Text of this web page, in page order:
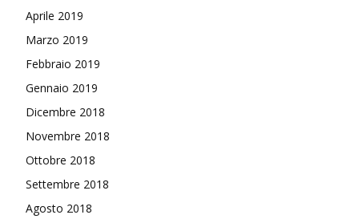
Aprile 2019
Marzo 2019
Febbraio 2019
Gennaio 2019
Dicembre 2018
Novembre 2018
Ottobre 2018
Settembre 2018
Agosto 2018